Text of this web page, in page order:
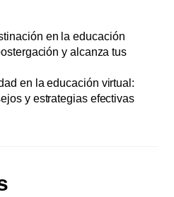
en la educación
y alcanza tus
en la educación virtual:
y estrategias efectivas